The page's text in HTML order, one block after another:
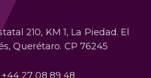
210, KM 1, La Piedad. El
Querétaro. CP 76245
+44 27 08 89 48